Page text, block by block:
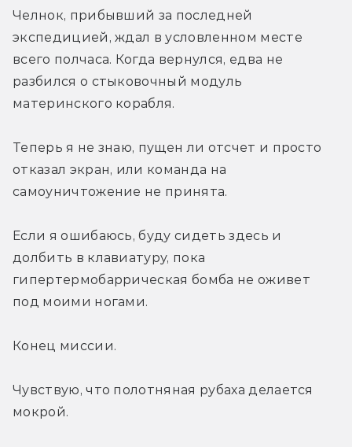
Челнок, прибывший за последней
экспедицией, ждал в условленном месте
всего полчаса. Когда вернулся, едва не
разбился о стыковочный модуль
материнского корабля.
Теперь я не знаю, пущен ли отсчет и просто
отказал экран, или команда на
самоуничтожение не принята.
Если я ошибаюсь, буду сидеть здесь и
долбить в клавиатуру, пока
гипертермобаррическая бомба не оживет
под моими ногами.
Конец миссии.
Чувствую, что полотняная рубаха делается
мокрой.